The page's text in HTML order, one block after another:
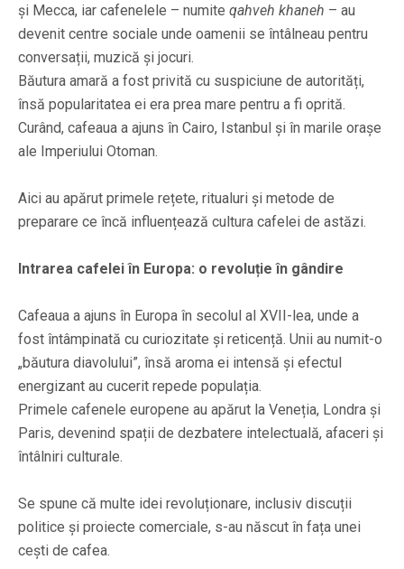
și Mecca, iar cafenelele – numite qahveh khaneh – au
devenit centre sociale unde oamenii se întâlneau pentru
conversații, muzică și jocuri.
Băutura amară a fost privită cu suspiciune de autorități,
însă popularitatea ei era prea mare pentru a fi oprită.
Curând, cafeaua a ajuns în Cairo, Istanbul și în marile orașe
ale Imperiului Otoman.
Aici au apărut primele rețete, ritualuri și metode de
preparare ce încă influențează cultura cafelei de astăzi.
Intrarea cafelei în Europa: o revoluție în gândire
Cafeaua a ajuns în Europa în secolul al XVII-lea, unde a
fost întâmpinată cu curiozitate și reticență. Unii au numit-o
„băutura diavolului”, însă aroma ei intensă și efectul
energizant au cucerit repede populația.
Primele cafenele europene au apărut la Veneția, Londra și
Paris, devenind spații de dezbatere intelectuală, afaceri și
întâlniri culturale.
Se spune că multe idei revoluționare, inclusiv discuții
politice și proiecte comerciale, s-au născut în fața unei
cești de cafea.